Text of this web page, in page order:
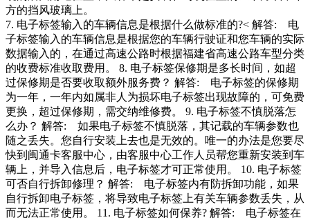
方的挡风玻璃上。
7. 电子标签输入的车辆信息是根据什么做标准的?< 解答: 电
子标签输入的车辆信息是根据您的车辆行驶证和您车辆的实际
数据输入的，在通过高速公路时根据福建省高速公路车型分类
的收费标准收取费用。 8. 电子标签保修期是多长时间，如超
过保修期是否要收取额外服务费？ 解答: 电子标签的保修期
为一年，一年内如属非人为损坏电子标签出现故障的，可免费
更换，超过保修期，需交纳维修费。 9. 电子标签不慎脱落怎
么办？ 解答: 如果电子标签不慎脱落，其记载的车辆参数也
随之丢失。您自行安装上去也是无效的。唯一的办法是您要尽
快到闽通卡客服中心，由客服中心工作人员帮您重新安装到车
辆上，并导入信息后，电子标签才可正常使用。 10. 电子标签
可否自行拆卸修理？ 解答: 电子标签内有防拆卸功能，如果
自行拆卸电子标签，将导致电子标签上有关车辆参数丢失，从
而无法正常使用。 11. 电子标签如何保养? 解答: 电子标签在